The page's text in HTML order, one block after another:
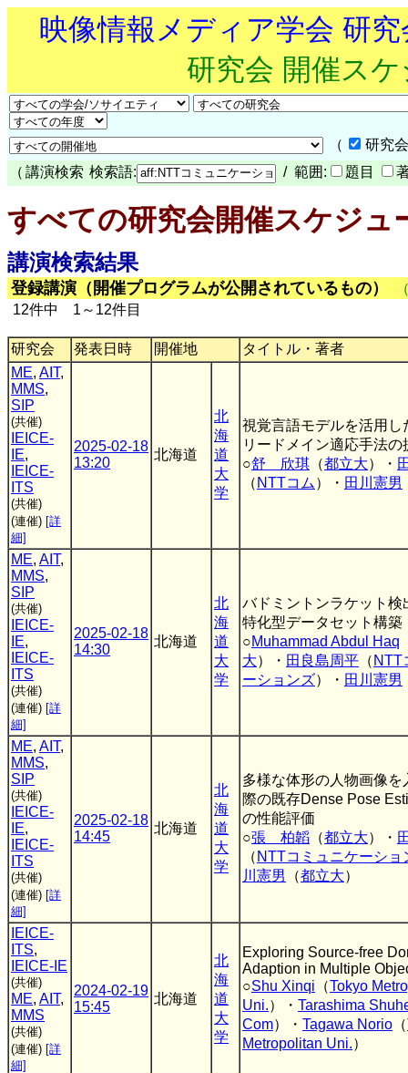
映像情報メディア学会 研
研究会 開催ス
（
研究
（ 講演検索 検索語: / 範囲: 題目
すべての研究会開催スケジュ
講演検索結果
登録講演（開催プログラムが公開されているもの）
12件中 1～12件目
研究会 発表日時 開催地
タイトル・著者
ME, AIT,
MMS,
SIP
(共催)
IEICE-
IE,
IEICE-
ITS
(共催)
(連催) [詳
細]
2025-02-18
13:20
北海道
北
海
道
大
学
視覚言語モデルを活用し
リードメイン適応手法の
○舒 欣琪 （都立大）・
（ NTTコム ）・ 田川憲男
ME, AIT,
MMS,
SIP
(共催)
IEICE-
IE,
IEICE-
ITS
(共催)
(連催) [詳
細]
2025-02-18
14:30
北海道
北
海
道
大
学
バドミントンラケット検
特化型データセット構築
○Muhammad Abdul Haq
大）・ 田良島周平 （ NTT
ーションズ）・ 田川憲男
ME, AIT,
MMS,
SIP
(共催)
IEICE-
IE,
IEICE-
ITS
(共催)
(連催) [詳
細]
2025-02-18
14:45
北海道
北
海
道
大
学
多様な体形の人物画像を
際の既存Dense Pose
の性能評価
○張 柏韜 （都立大）・
（ NTTコミュニケーショ
川憲男
（都立大）
IEICE-
ITS,
IEICE-IE
(共催)
ME, AIT,
MMS
(共催)
(連催) [詳
細]
2024-02-19
15:45
北海道
北
海
道
大
学
Exploring Source-free
Adaption in Multiple
○Shu Xinqi （Tokyo
Uni.）・ Tarashima
Com）・ Tagawa Norio （
Metropolitan Uni.）